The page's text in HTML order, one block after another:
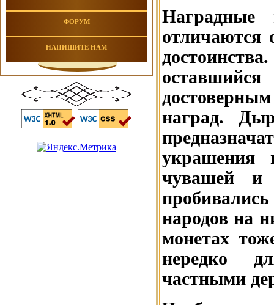
ФОРУМ
НАПИШИТЕ НАМ
отличаются
наград.
украшения
чувашей и
народов на
монетах
нередко
частными